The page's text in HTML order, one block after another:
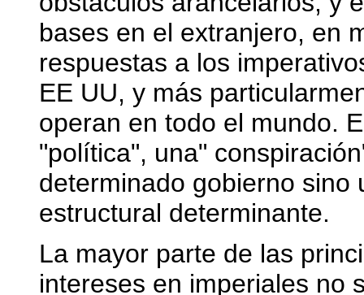
bases en el extranjero, en
respuestas a los
EE UU, y más
operan en todo el mundo.
"política", una"
determinado gobierno sino
estructural determinante.
La mayor parte de las
intereses en imperiales no